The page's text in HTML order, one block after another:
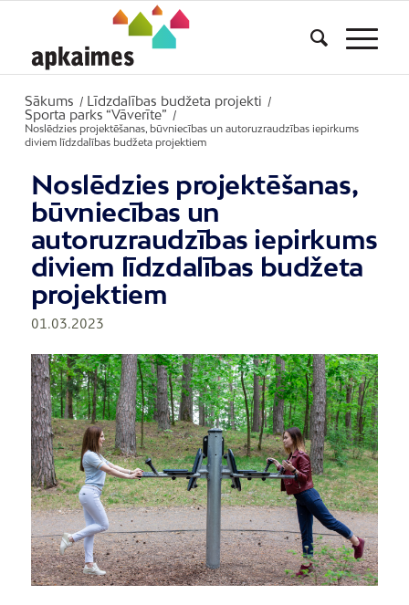
Sākums / Līdzdalības budžeta projekti /
Sporta parks “Vāverīte”
/
Noslēdzies projektēšanas, būvniecības un autoruzraudzības iepirkums
diviem līdzdalības budžeta projektiem
Noslēdzies projektēšanas,
būvniecības un
autoruzraudzības iepirkums
diviem līdzdalības budžeta
projektiem
01.03.2023